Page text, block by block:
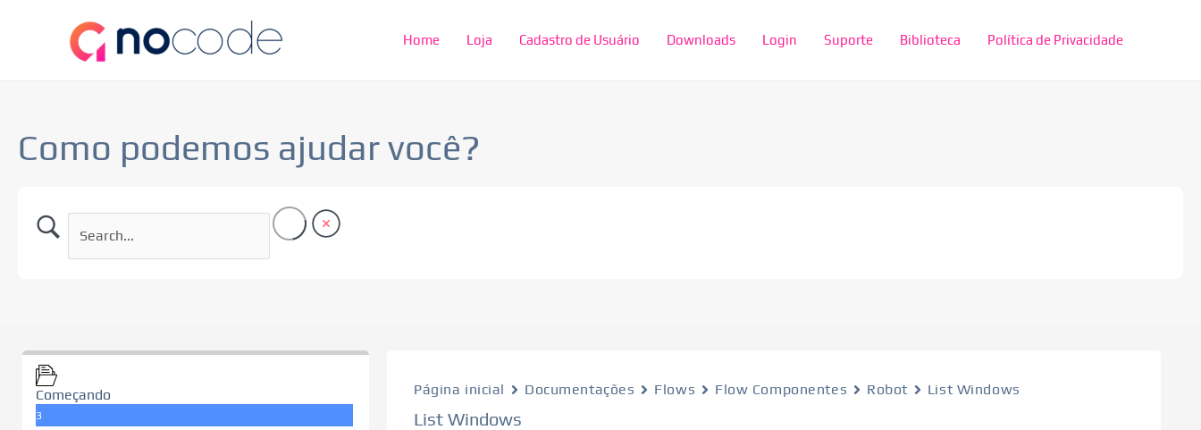
Home Loja Cadastro de Usuário Downloads Login Suporte Biblioteca Política de Privacidade
Como podemos ajudar você?
Começando
3
Página inicial Documentações Flows Flow Componentes Robot List Windows
List Windows